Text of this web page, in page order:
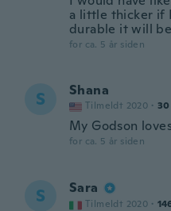
a little thicker if
durable it will
for ca. 5 år siden
S Shana
Tilmeldt 2020 · 30
My Godson
for ca. 5 år siden
S Sara
Tilmeldt 2020 ·